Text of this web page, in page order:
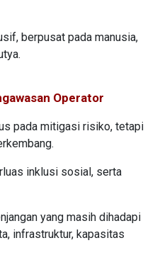
berpusat pada manusia,
Operator
pada mitigasi risiko, tetapi
inklusi sosial, serta
yang masih dihadapi
infrastruktur, kapasitas